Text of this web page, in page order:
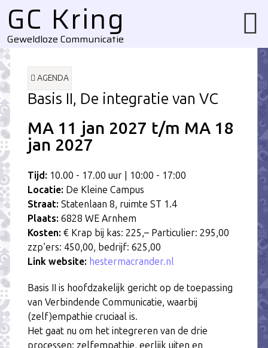
GC Kring
Geweldloze Communicatie
AGENDA
Basis II, De integratie van VC
MA 11 jan 2027 t/m MA 18
jan 2027
Tijd: 10.00 - 17.00 uur | 10:00 - 17:00
Locatie: De Kleine Campus
Straat: Statenlaan 8, ruimte ST 1.4
Plaats: 6828 WE Arnhem
Kosten: € Krap bij kas: 225,– Particulier: 295,00
zzp’ers: 450,00, bedrijf: 625,00
Link website: hestermacrander.nl
Basis II is hoofdzakelijk gericht op de toepassing
van Verbindende Communicatie, waarbij
(zelf)empathie cruciaal is.
Het gaat nu om het integreren van de drie
processen: zelfempathie, eerlijk uiten en
Username
Website
url